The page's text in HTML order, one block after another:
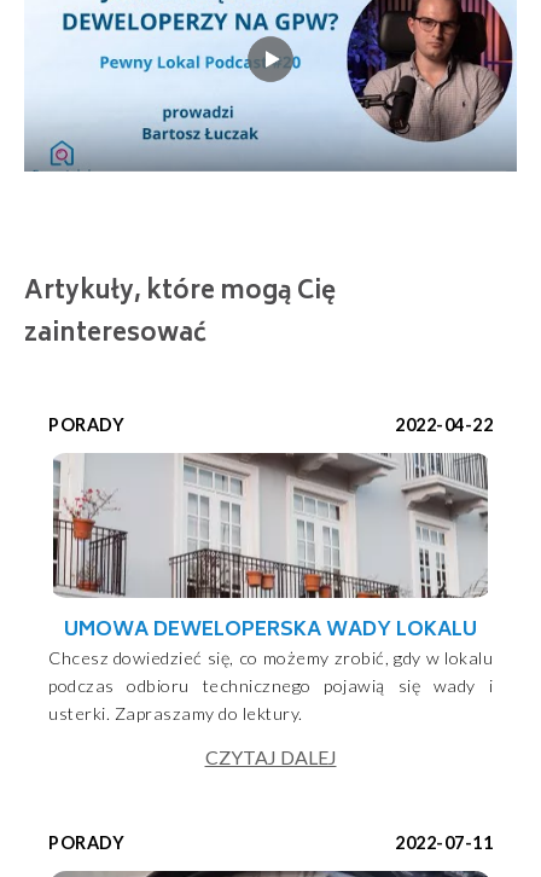
Artykuły, które mogą Cię
zainteresować
PORADY 2022-04-22
UMOWA DEWELOPERSKA WADY LOKALU
Chcesz dowiedzieć się, co możemy zrobić, gdy w lokalu
podczas odbioru technicznego pojawią się wady i
usterki. Zapraszamy do lektury.
CZYTAJ DALEJ
PORADY 2022-07-11